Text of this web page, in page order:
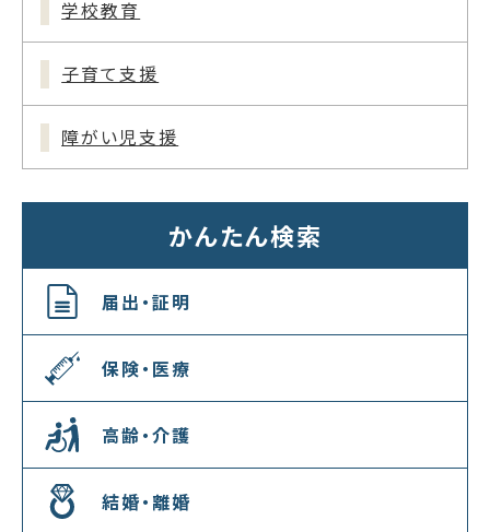
学校教育
子育て支援
障がい児支援
かんたん検索
届出・証明
保険・医療
高齢・介護
結婚・離婚